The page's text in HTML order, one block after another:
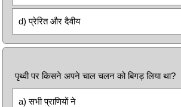
d) प्रेरित और दैवीय
पृथ्वी पर किसने अपने चाल चलन को बिगड़ लिया था?
a) सभी प्राणियों ने